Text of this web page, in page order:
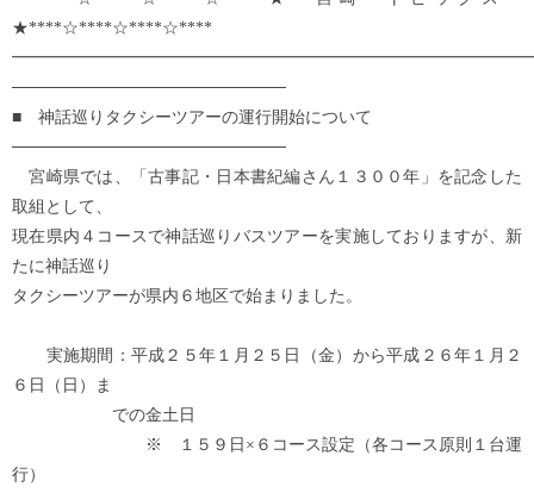
★****☆****☆****☆****
───────────────────────
■ 神話巡りタクシーツアーの運行開始について
───────────────────────
宮崎県では、「古事記・日本書紀編さん１３００年」を記念した
取組として、
現在県内４コースで神話巡りバスツアーを実施しておりますが、新
たに神話巡り
タクシーツアーが県内６地区で始まりました。
実施期間：平成２５年１月２５日（金）から平成２６年１月２
６日（日）ま
での金土日
※ １５９日×６コース設定（各コース原則１台運
行）